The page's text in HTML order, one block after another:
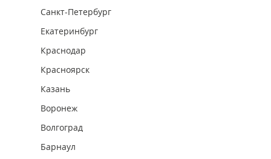
Санкт-Петербург
Екатеринбург
Краснодар
Красноярск
Казань
Воронеж
Волгоград
Барнаул